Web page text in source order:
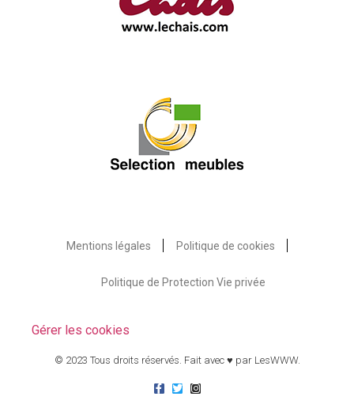
Mentions légales Politique de cookies
Politique de Protection Vie privée
Gérer les cookies
© 2023 Tous droits réservés. Fait avec ♥ par LesWWW.